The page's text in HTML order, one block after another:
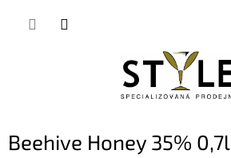
Beehive Honey 35% 0,7l